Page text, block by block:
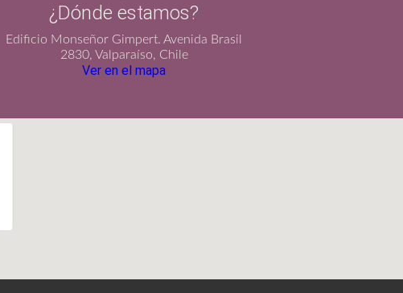
¿Dónde estamos?
Edificio Monseñor Gimpert. Avenida Brasil
2830, Valparaíso, Chile
Ver en el mapa